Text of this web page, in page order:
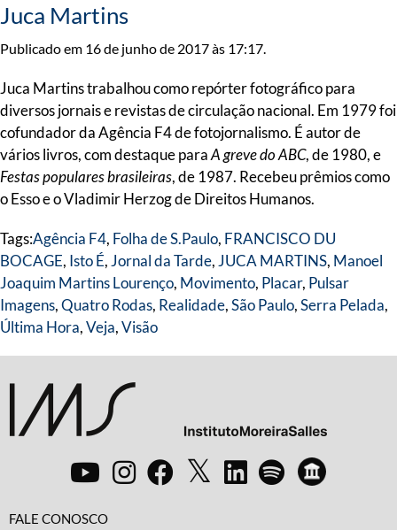
Juca Martins
Publicado em 16 de junho de 2017 às 17:17.
Juca Martins trabalhou como repórter fotográfico para
diversos jornais e revistas de circulação nacional. Em 1979 foi
cofundador da Agência F4 de fotojornalismo. É autor de
vários livros, com destaque paraA greve do ABC, de 1980, e
Festas populares brasileiras, de 1987. Recebeu prêmios como
o Esso e o Vladimir Herzog de Direitos Humanos.
Tags:Agência F4, Folha de S.Paulo, FRANCISCO DU
BOCAGE, Isto É, Jornal da Tarde, JUCA MARTINS, Manoel
Joaquim Martins Lourenço, Movimento, Placar, Pulsar
Imagens,Quatro Rodas, Realidade,São Paulo,Serra Pelada,
Última Hora,Veja,Visão
FALE CONOSCO